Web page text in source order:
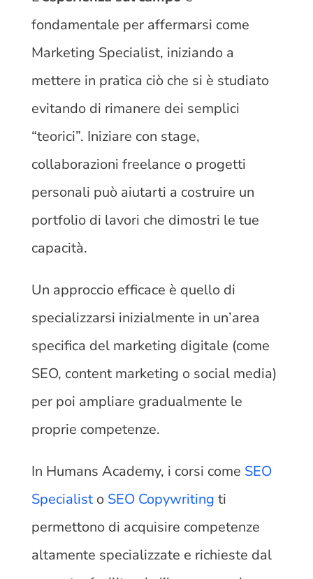
fondamentale per affermarsi come
Marketing Specialist, iniziando a
mettere in pratica ciò che si è studiato
evitando di rimanere dei semplici
“teorici”. Iniziare con stage,
collaborazioni freelance o progetti
personali può aiutarti a costruire un
portfolio di lavori che dimostri le tue
capacità.
Un approccio efficace è quello di
specializzarsi inizialmente in un’area
specifica del marketing digitale (come
SEO, content marketing o social media)
per poi ampliare gradualmente le
proprie competenze.
In Humans Academy, i corsi come SEO
SpecialistoSEO Copywriting ti
permettono di acquisire competenze
altamente specializzate e richieste dal